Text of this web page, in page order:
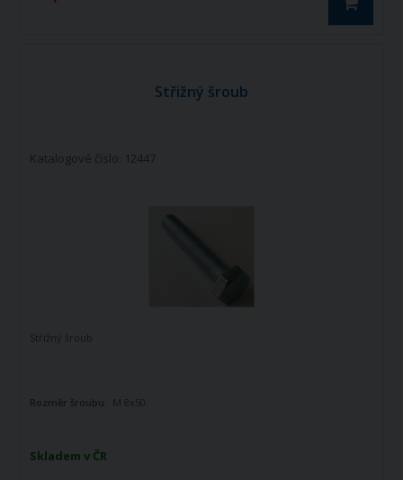
Střižný šroub
Katalogové číslo: 12447
Skladem v ČR
Střižný šroub
Rozměr šroubu: M 8x50